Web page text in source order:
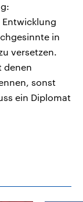
Entwicklung
in
versetzen.
denen
sonst
ein Diplomat